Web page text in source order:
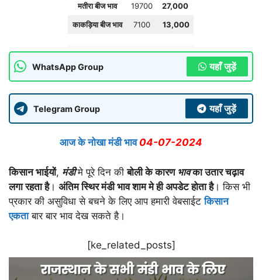
मतीरा बीज भाव
19700
27,000
काकड़िया बीज भाव
7100 13,000
WhatsApp Group यहाँ जुड़ें
Telegram Group यहाँ जुड़ें
आज के नोखा मंडी भाव 04-07-2024
किसान भाईयों, मंडीमे पूरे दिन कीबोली के कारण भावका उतार चढ़ाव
लगा रहता है। अंतिम स्थिर मंडी भाव शाम मे ही अपडेट होता है। किस भी
प्रकार की असुविधा से बचने के लिए आप हमारी वेबसाईटकिसान
एकताबार बार भाव देख सकते है।
[ke_related_posts]